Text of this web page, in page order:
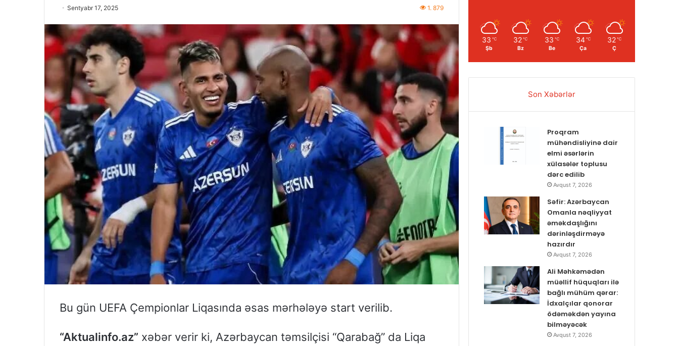
Sentyabr 17, 2025 1. 879
Bu gün UEFA Çempionlar Liqasında əsas mərhələyə start verilib.
“Aktualinfo.az” xəbər verir ki, Azərbaycan təmsilçisi “Qarabağ” da Liqa
33 ℃
Şb
32 ℃
Bz
33 ℃
Be
34 ℃
Ça
32 ℃
Ç
Son Xəbərlər
Proqram
mühəndisliyinə dair
elmi əsərlərin
xülasələr toplusu
dərc edilib
Avqust 7, 2026
Səfir: Azərbaycan
Omanla nəqliyyat
əməkdaşlığını
dərinləşdirməyə
hazırdır
Avqust 7, 2026
Ali Məhkəmədən
müəllif hüquqları ilə
bağlı mühüm qərar:
İdxalçılar qonorar
ödəməkdən yayına
bilməyəcək
Avqust 7, 2026